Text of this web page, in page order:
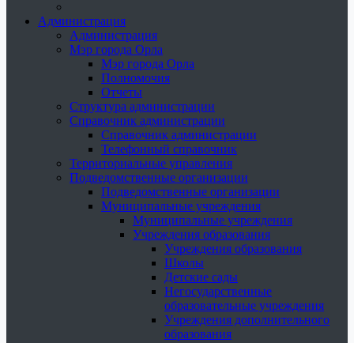
Администрация
Администрация
Мэр города Орла
Мэр города Орла
Полномочия
Отчеты
Структура администрации
Справочник администрации
Справочник администрации
Телефонный справочник
Территориальные управления
Подведомственные организации
Подведомственные организации
Муниципальные учреждения
Муниципальные учреждения
Учреждения образования
Учреждения образования
Школы
Детские сады
Негосударственные
образовательные учреждения
Учреждения дополнительного
образования